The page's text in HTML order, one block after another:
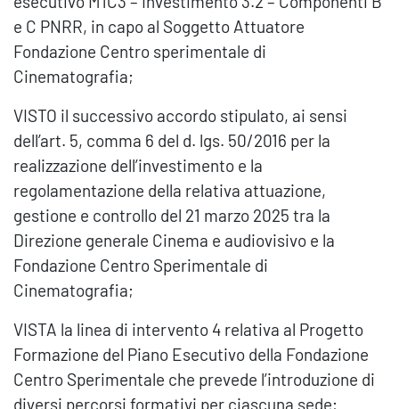
e C PNRR, in capo al Soggetto Attuatore
Fondazione Centro sperimentale di
Cinematografia;
VISTO il successivo accordo stipulato, ai sensi
dell’art. 5, comma 6 del d. lgs. 50/2016 per la
realizzazione dell’investimento e la
regolamentazione della relativa attuazione,
gestione e controllo del 21 marzo 2025 tra la
Direzione generale Cinema e audiovisivo e la
Fondazione Centro Sperimentale di
Cinematografia;
VISTA la linea di intervento 4 relativa al Progetto
Formazione del Piano Esecutivo della Fondazione
Centro Sperimentale che prevede l’introduzione di
diversi percorsi formativi per ciascuna sede;